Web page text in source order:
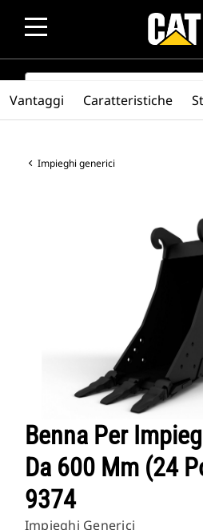
SEARCH
Impieghi generici
Benna Per
Da 600 Mm (24
9374
Impieghi Generici
Vantaggi Caratteristiche